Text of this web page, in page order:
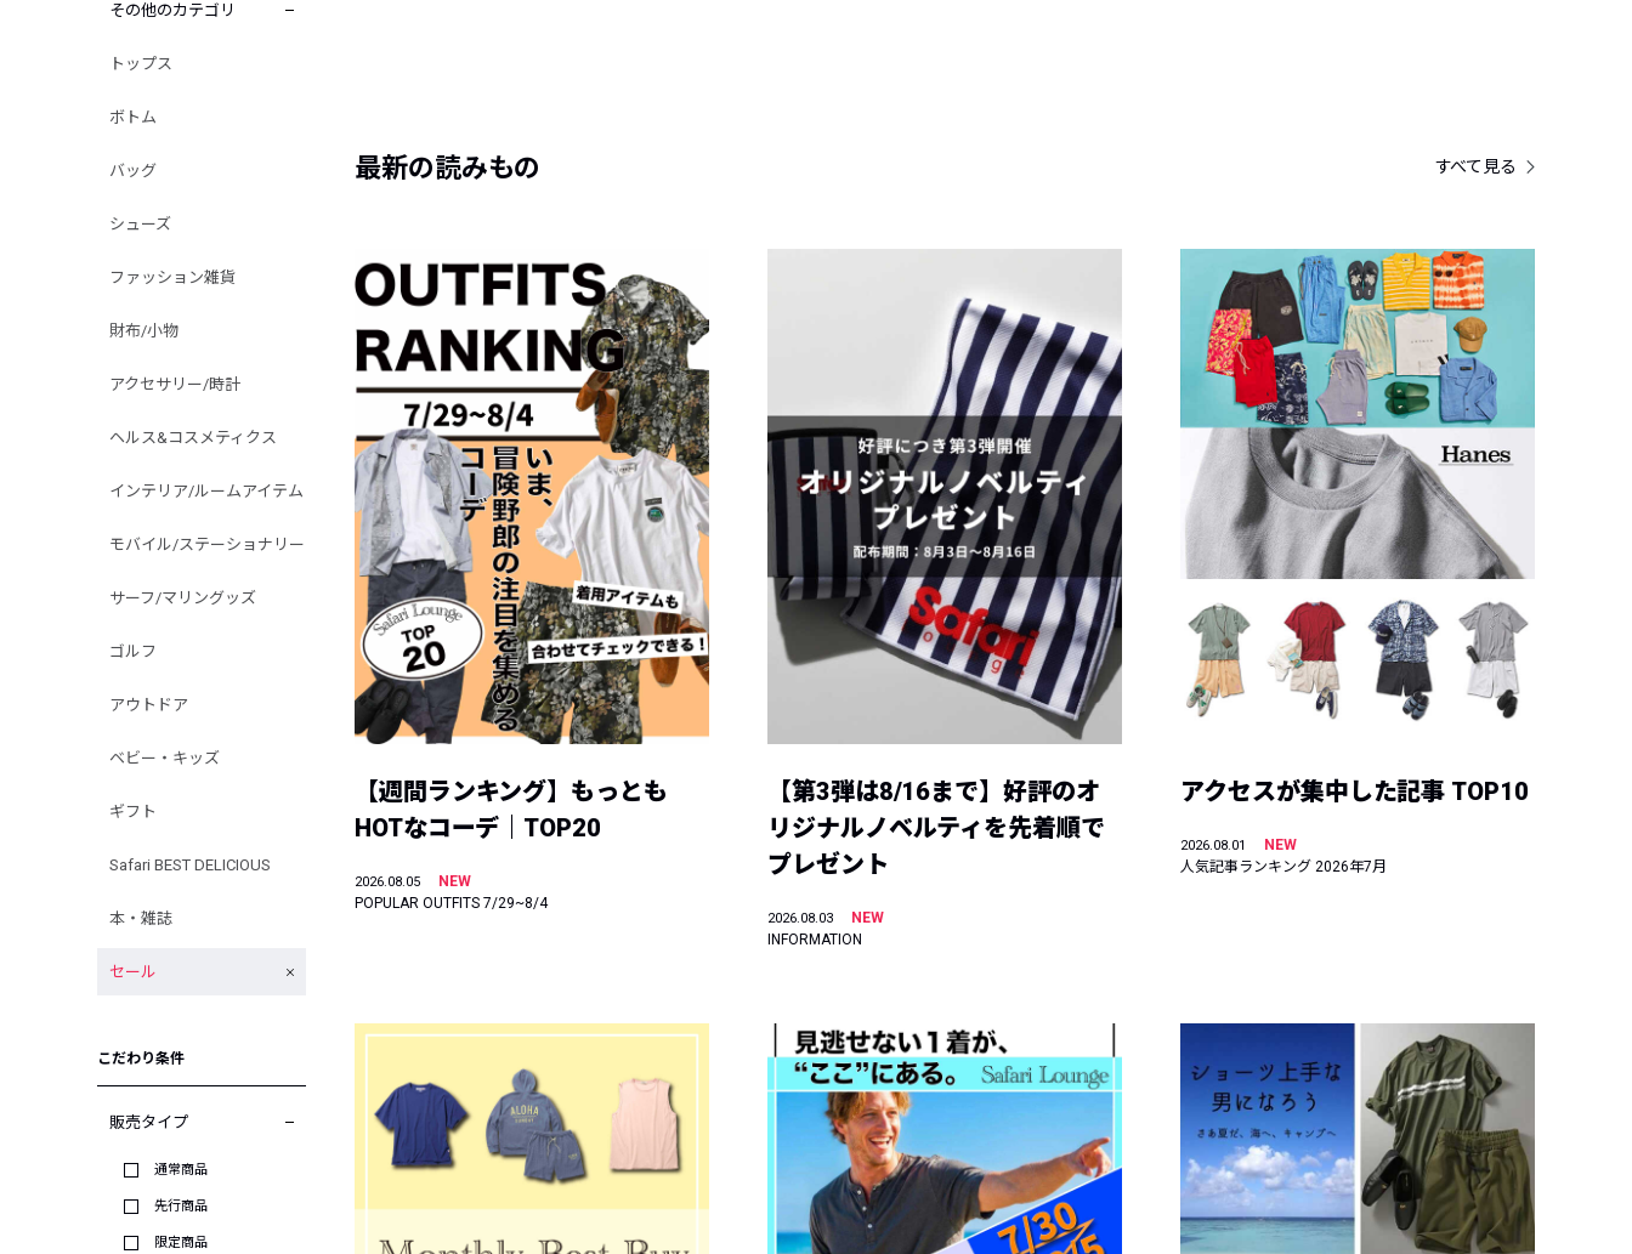
その他のカテゴリ
トップス
ボトム
バッグ
シューズ
ファッション雑貨
財布/小物
アクセサリー/時計
ヘルス&コスメティクス
インテリア/ルームアイテム
モバイル/ステーショナリー
サーフ/マリングッズ
ゴルフ
アウトドア
ベビー・キッズ
ギフト
Safari BEST DELICIOUS
本・雑誌
セール
こだわり条件
販売タイプ
通常商品
先行商品
限定商品
最新の読みもの すべて見る
【週間ランキング】もっとも
HOTなコーデ｜TOP20
2026.08.05
NEW
POPULAR OUTFITS 7/29~8/4
【第3弾は8/16まで】好評のオ
リジナルノベルティを先着順で
プレゼント
2026.08.03
NEW
INFORMATION
アクセスが集中した記事 TOP10
2026.08.01
NEW
人気記事ランキング 2026年7月